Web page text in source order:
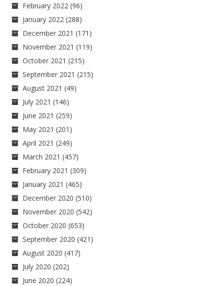
February 2022 (96)
January 2022 (288)
December 2021 (171)
November 2021 (119)
October 2021 (215)
September 2021 (215)
August 2021 (49)
July 2021 (146)
June 2021 (259)
May 2021 (201)
April 2021 (249)
March 2021 (457)
February 2021 (309)
January 2021 (465)
December 2020 (510)
November 2020 (542)
October 2020 (653)
September 2020 (421)
August 2020 (417)
July 2020 (202)
June 2020 (224)